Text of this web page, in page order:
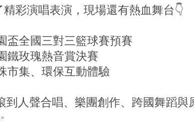
精彩演唱表演，現場還有熱血舞台👇
盃全國三對三籃球賽預賽
鐵玫瑰熱音賞決賽
市集、環保互動體驗
到人聲合唱、樂團創作、跨國舞蹈